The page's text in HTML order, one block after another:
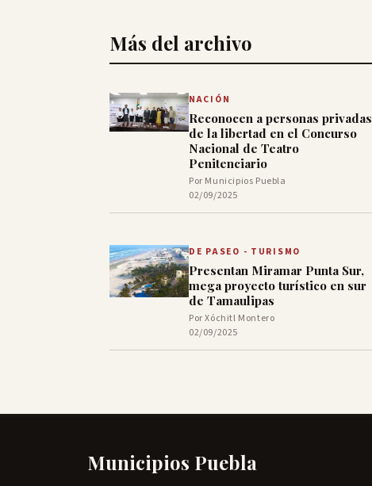
Más del archivo
NACIÓN
Reconocen a personas privadas
de la libertad en el Concurso
Nacional de Teatro
Penitenciario
Por Municipios Puebla
02/09/2025
DE PASEO - TURISMO
Presentan Miramar Punta Sur,
mega proyecto turístico en sur
de Tamaulipas
Por Xóchitl Montero
02/09/2025
Municipios Puebla